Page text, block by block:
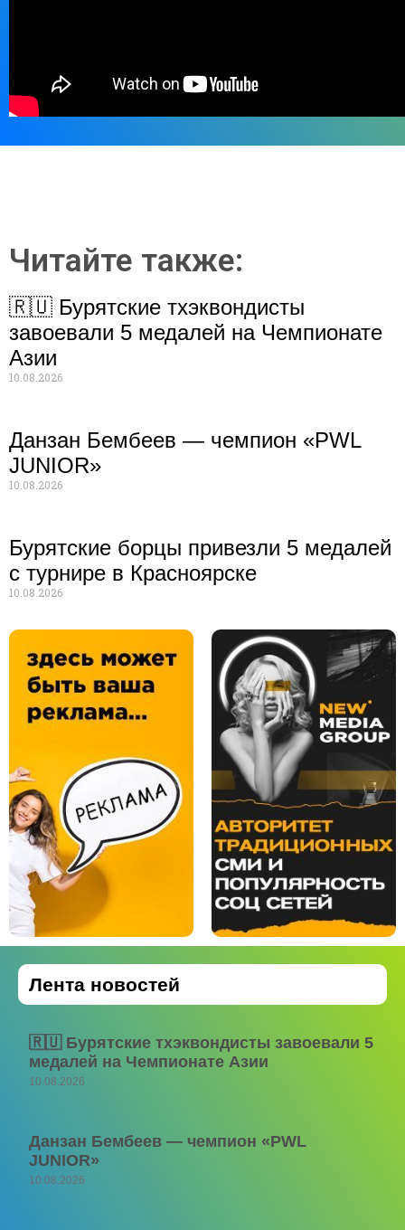
Читайте также:
🇷🇺 Бурятские тхэквондисты
завоевали 5 медалей на Чемпионате
Азии
10.08.2026
Данзан Бембеев — чемпион «PWL
JUNIOR»
10.08.2026
Бурятские борцы привезли 5 медалей
с турнире в Красноярске
10.08.2026
Лента новостей
🇷🇺 Бурятские тхэквондисты завоевали 5
медалей на Чемпионате Азии
10.08.2026
Данзан Бембеев — чемпион «PWL
JUNIOR»
10.08.2026